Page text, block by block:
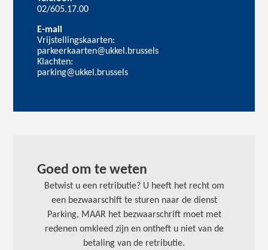
02/605.17.00
E-mail
Vrijstellingskaarten:
parkeerkaarten@ukkel.brussels
Klachten:
parking@ukkel.brussels
Goed om te weten
Betwist u een retributie?U heeft het recht om
een bezwaarschift te sturen naar de dienst
Parking, MAAR het bezwaarschrift moet met
redenen omkleed zijn en ontheft u niet van de
betaling van de retributie.